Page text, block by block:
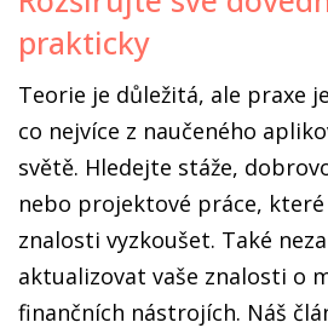
prakticky
Teorie je důležitá, ale praxe
co nejvíce z naučeného
světě. Hledejte stáže,
nebo projektové práce,
znalosti vyzkoušet. Také
aktualizovat vaše znalosti o
finančních nástrojích. Náš